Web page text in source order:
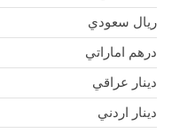
ريال سعودي
درهم اماراتي
دينار عراقي
دينار اردني